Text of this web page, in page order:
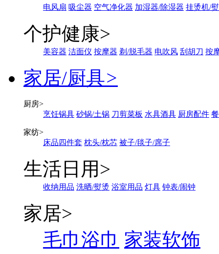
电风扇 吸尘器 空气净化器 加湿器/除湿器 挂烫机/
个护健康>
美容器 洁面仪 按摩器 剃/脱毛器 电吹风 刮胡刀 按
家居/厨具>
厨房>
烹饪锅具 砂锅/土锅 刀剪菜板 水具酒具 厨房配件
家纺>
床品四件套 枕头/枕芯 被子/毯子/席子
生活日用 >
收纳用品 洗晒/熨烫 浴室用品 灯具 钟表/闹钟
家居>
毛巾浴巾 家装软饰